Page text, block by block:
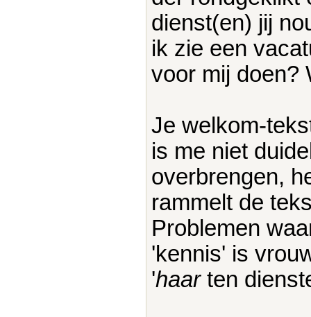
dienst(en) jij
ik zie een
voor mij doen?
Je welkom-
is me niet
overbrengen,
rammelt de
Problemen
'kennis' is
'haarten